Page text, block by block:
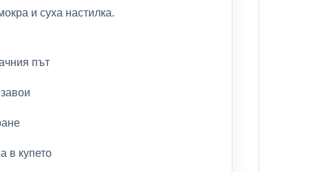
и суха настилка.
път
в купето